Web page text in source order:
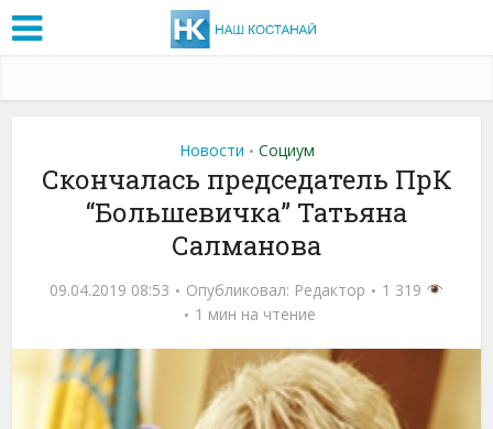
Новости • Социум
Скончалась председатель ПрК
“Большевичка” Татьяна
Салманова
09.04.2019 08:53 Опубликовал: Редактор
1 319
1 мин на чтение